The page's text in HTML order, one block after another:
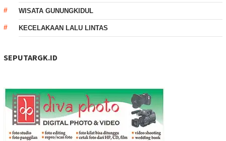
WISATA GUNUNGKIDUL
KECELAKAAN LALU LINTAS
SEPUTARGK.ID